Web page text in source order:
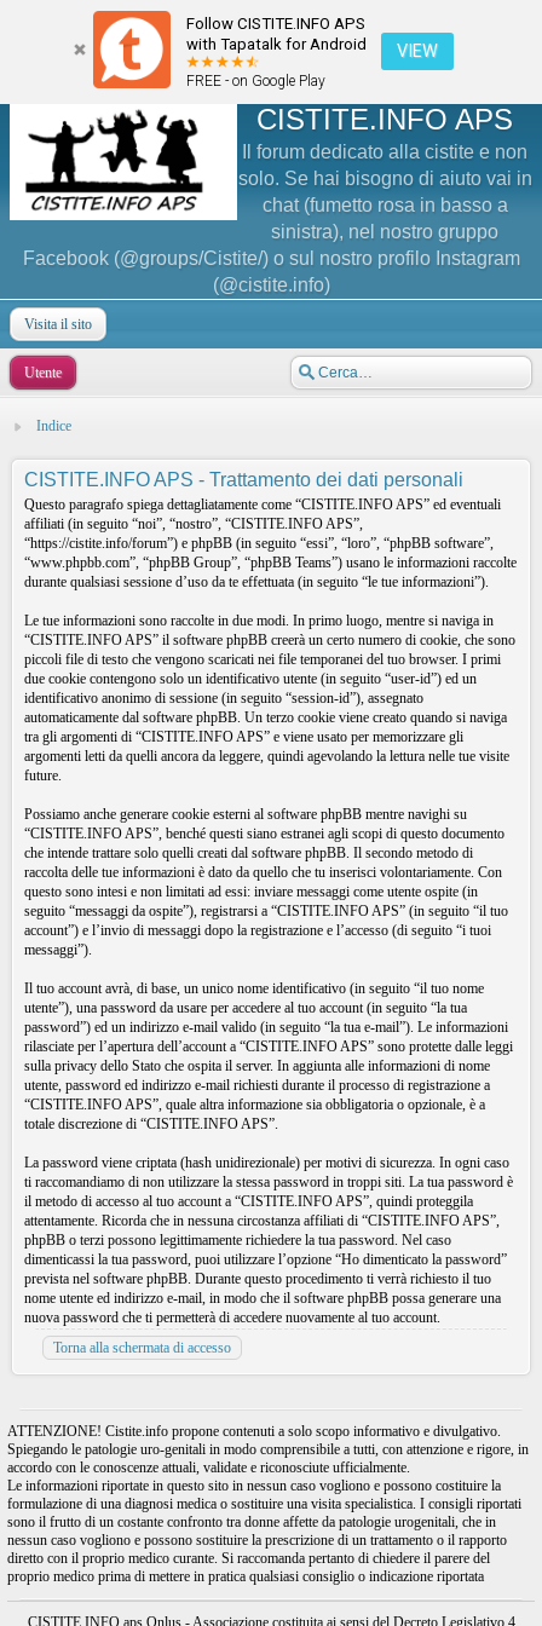
Follow CISTITE.INFO APS
with Tapatalk for Android
FREE - on Google Play
VIEW
CISTITE.INFO APS
Il forum dedicato alla cistite e non
solo. Se hai bisogno di aiuto vai in
chat (fumetto rosa in basso a
sinistra), nel nostro gruppo
Facebook (@groups/Cistite/) o sul nostro profilo Instagram
(@cistite.info)
Visita il sito
Utente
Indice
CISTITE.INFO APS - Trattamento dei dati personali
Questo paragrafo spiega dettagliatamente come “CISTITE.INFO APS” ed eventuali
affiliati (in seguito “noi”, “nostro”, “CISTITE.INFO APS”,
“https://cistite.info/forum”) e phpBB (in seguito “essi”, “loro”, “phpBB software”,
“www.phpbb.com”, “phpBB Group”, “phpBB Teams”) usano le informazioni raccolte
durante qualsiasi sessione d’uso da te effettuata (in seguito “le tue informazioni”).
Le tue informazioni sono raccolte in due modi. In primo luogo, mentre si naviga in
“CISTITE.INFO APS” il software phpBB creerà un certo numero di cookie, che sono
piccoli file di testo che vengono scaricati nei file temporanei del tuo browser. I primi
due cookie contengono solo un identificativo utente (in seguito “user-id”) ed un
identificativo anonimo di sessione (in seguito “session-id”), assegnato
automaticamente dal software phpBB. Un terzo cookie viene creato quando si naviga
tra gli argomenti di “CISTITE.INFO APS” e viene usato per memorizzare gli
argomenti letti da quelli ancora da leggere, quindi agevolando la lettura nelle tue visite
future.
Possiamo anche generare cookie esterni al software phpBB mentre navighi su
“CISTITE.INFO APS”, benché questi siano estranei agli scopi di questo documento
che intende trattare solo quelli creati dal software phpBB. Il secondo metodo di
raccolta delle tue informazioni è dato da quello che tu inserisci volontariamente. Con
questo sono intesi e non limitati ad essi: inviare messaggi come utente ospite (in
seguito “messaggi da ospite”), registrarsi a “CISTITE.INFO APS” (in seguito “il tuo
account”) e l’invio di messaggi dopo la registrazione e l’accesso (di seguito “i tuoi
messaggi”).
Il tuo account avrà, di base, un unico nome identificativo (in seguito “il tuo nome
utente”), una password da usare per accedere al tuo account (in seguito “la tua
password”) ed un indirizzo e-mail valido (in seguito “la tua e-mail”). Le informazioni
rilasciate per l’apertura dell’account a “CISTITE.INFO APS” sono protette dalle leggi
sulla privacy dello Stato che ospita il server. In aggiunta alle informazioni di nome
utente, password ed indirizzo e-mail richiesti durante il processo di registrazione a
“CISTITE.INFO APS”, quale altra informazione sia obbligatoria o opzionale, è a
totale discrezione di “CISTITE.INFO APS”.
La password viene criptata (hash unidirezionale) per motivi di sicurezza. In ogni caso
ti raccomandiamo di non utilizzare la stessa password in troppi siti. La tua password è
il metodo di accesso al tuo account a “CISTITE.INFO APS”, quindi proteggila
attentamente. Ricorda che in nessuna circostanza affiliati di “CISTITE.INFO APS”,
phpBB o terzi possono legittimamente richiedere la tua password. Nel caso
dimenticassi la tua password, puoi utilizzare l’opzione “Ho dimenticato la password”
prevista nel software phpBB. Durante questo procedimento ti verrà richiesto il tuo
nome utente ed indirizzo e-mail, in modo che il software phpBB possa generare una
nuova password che ti permetterà di accedere nuovamente al tuo account.
Torna alla schermata di accesso
ATTENZIONE! Cistite.info propone contenuti a solo scopo informativo e divulgativo.
Spiegando le patologie uro-genitali in modo comprensibile a tutti, con attenzione e rigore, in
accordo con le conoscenze attuali, validate e riconosciute ufficialmente.
Le informazioni riportate in questo sito in nessun caso vogliono e possono costituire la
formulazione di una diagnosi medica o sostituire una visita specialistica. I consigli riportati
sono il frutto di un costante confronto tra donne affette da patologie urogenitali, che in
nessun caso vogliono e possono sostituire la prescrizione di un trattamento o il rapporto
diretto con il proprio medico curante. Si raccomanda pertanto di chiedere il parere del
proprio medico prima di mettere in pratica qualsiasi consiglio o indicazione riportata